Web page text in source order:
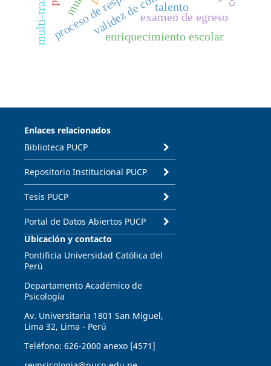
examen de egreso
talento
enriquecimiento escolar
Enlaces relacionados
Biblioteca PUCP
Repositorio Institucional PUCP
Tesis PUCP
Portal de Datos Abiertos PUCP
Ubicación y contacto
Pontificia Universidad Católica del
Perú
Departamento Académico de
Psicología
Av. Universitaria 1801 San Miguel,
Lima 32, Lima - Perú
Teléfono: 626-2000 anexo [4571]